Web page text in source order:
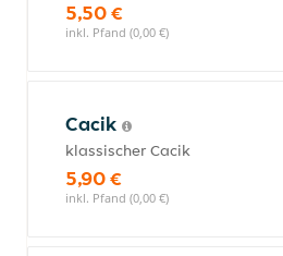
5,50 €
inkl. Pfand (0,00 €)
Cacik
klassischer Cacik
5,90 €
inkl. Pfand (0,00 €)